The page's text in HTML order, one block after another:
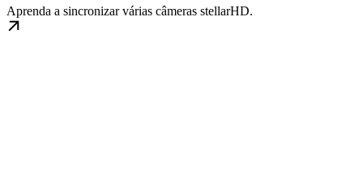
Aprenda a sincronizar várias câmeras stellarHD.